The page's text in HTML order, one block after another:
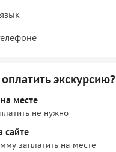
экскурсию?
месте
не нужно
сайте
заплатить на месте